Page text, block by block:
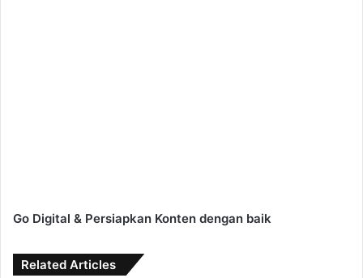
Go Digital & Persiapkan Konten dengan baik
Related Articles